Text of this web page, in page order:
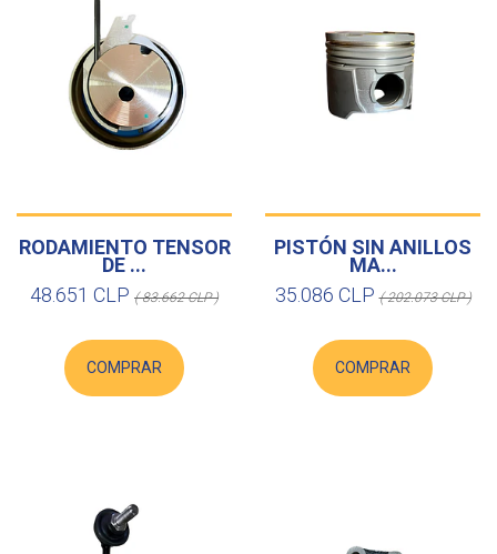
RODAMIENTO TENSOR
DE ...
48.651 CLP ( 83.662 CLP )
COMPRAR
PISTÓN SIN ANILLOS
MA...
35.086 CLP( 202.073 CLP )
COMPRAR